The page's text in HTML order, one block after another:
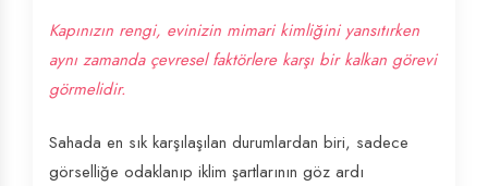
Kapınızın rengi, evinizin mimari kimliğini yansıtırken
aynı zamanda çevresel faktörlere karşı bir kalkan görevi
görmelidir.
Sahada en sık karşılaşılan durumlardan biri, sadece
görselliğe odaklanıp iklim şartlarının göz ardı